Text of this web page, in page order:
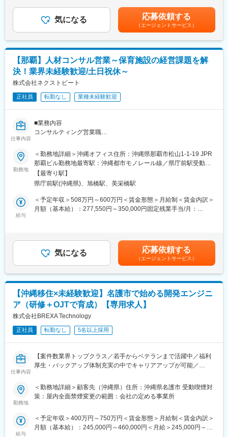
将来的にシニアSV、センター長を目指して頂けるポジションで
す。
業績目標×運営目標の明確な評価制度があり、着実なステップアッ
■当社について
１次対応のみで完了するのではなく、いかに付加価値を提供でき
るかを考え、
お客様の声を活かした改善提案をするなど、「おもてなし」精神
を大事にしています。
変更の範囲：会社の定める業務
・実現したいキャリア、人生設計のヒアリング、アドバイス
・相手のキャリアと人生設計にとって最適な求人のリサーチ、提
（２）リクルーティングアドバイザー（toB）
・経営者、役職者からの経営課題（採用/集客/育成/ブランディン
グ 等）のヒアリング
・宿泊施設の求人票をより魅力的にする改善案の提案
・経営課題ヒアリング時の法人営業へのパスアップ（人材募集広
告掲載の提案）
・企業の選考オペレーションの改善コンサルティング
・企業の専属人事としての求職者クロージング ・採用課題のある
新規宿泊事業所の開拓
■なぜ、おもてなしHRをやるのか
2023年4月、人口減少が進む「過疎地域」が日本全国にある市町
村の実に半数を超えました。
圏に若い世代が一極集中すること。
これが、国全体としての人口減少をさらに加速させます。
しかし、アフターコロナで来日観光客が増える一方で、観光業界
では深刻な人手不足が続いています。
また、人手不足を解消するためのノウハウや解決策が確立されて
いないというもの観光業界をはじめ地域社会が抱える大きな課題
です。
私たちが目指すのは、安定した雇用と新たな人の流れの創出によ
って、将来に渡り活力ある地域社会を構築していくこと。
私たちは、宿泊業界の支援を通じ、地域社会の活性化をサポート
験やスキルにより年収を決定します。・給与改定：年2回（4月・
10月）・賞与：年2回（6月・12月）賃金はあくまでも目安の金額
であり、選考を通じて上下する可能性があります。月給(月額)は固
定手当を含めた表記です。
気になる 応募依頼する
（エージェントサービス）
【那覇】人材コンサル営業～保育施設の経営課題を解
決！業界未経験歓迎/土日祝休～
株式会社ネクストビート
正社員 転勤なし 業種未経験歓迎
仕事内容
■業務内容
コンサルティング営業職
をもとにした経営計画、法務・労務管理など様々な経営のサポー
トが必要です。
こちらで募集しているポジションでは、採用活動のサポートを軸
としながら経営課題の解決を担います。
保育業務で忙しいお客様のブレインとして専門的な経営知見や業
界知識を用いて、施設経営に大きな影響を与える採用計画に対し
・自力で解決するのが難しい経営課題を抱えた保育施設のリスト
・園が望んでいる保育を実現するために必要な、採用のプロモー
案、提案
・自社クリエイティブチームとのコンテンツ制作と、そのための
ディレクションから納品までの伴走
・マーケティング支援ツールを活用した求人効果測定などのデー
タモニタリング/パフォーマンスの最大化最適化
・経営課題の解消に向けた中長期的な関係構築伴走/と経営の状況
に合わせた追加施策の提案
＜解決のアプローチは多岐に渡ります＞
- 求人広告提案・改善
- 動画・3Dview商材での施設紹介
- エンゲージメントツールの導入
■なぜ、保育士バンク！をやるのか
勤務地
＜勤務地詳細＞沖縄オフィス住所：沖縄県那覇市松山1-1-19 JPR
那覇ビル勤務地最寄駅：沖縄都市モノレール線／県庁前駅受動喫
煙対策：屋内全面禁煙
【最寄り駅】
県庁前駅(沖縄県)、旭橋駅、美栄橋駅
給与
＜予定年収＞508万円～600万円＜賃金形態＞月給制＜賃金内訳＞
月額（基本給）：277,550円～350,000円固定残業手当/月：
ご経験やスキルにより年収を決定します。・給与改定：年2回（4
月・10月）・賞与：年2回（6月・12月）賃金はあくまでも目安の
金額であり、選考を通じて上下する可能性があります。月給(月額)
は固定手当を含めた表記です。
気になる 応募依頼する
（エージェントサービス）
【沖縄移住×未経験歓迎】名護市で始める開発エンジニ
ア（研修＋OJTで育成）【専用求人】
株式会社BREXA Technology
正社員 転勤なし 5名以上採用
仕事内容
【案件数業界トップクラス／若手からベテランまで活躍中／福利
厚生・バックアップ体制充実の中でキャリアアップが可能／
■ このような方におすすめ
・沖縄（名護市）への移住に興味がある方
・安定した環境で着実にスキルを積みたい方
勤務地
＜勤務地詳細＞顧客先（沖縄県）住所：沖縄県名護市 受動喫煙対
策：屋内全面禁煙変更の範囲：会社の定める事業所
給与
＜予定年収＞400万円～750万円＜賃金形態＞月給制＜賃金内訳＞
月額（基本給）：245,000円～460,000円＜月給＞245,000円～